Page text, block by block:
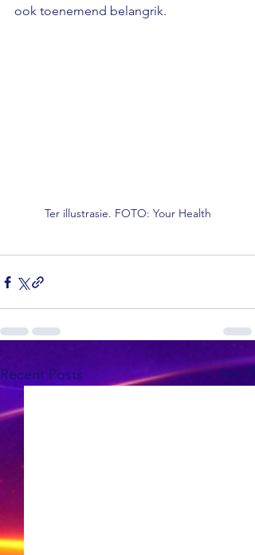
ook toenemend belangrik.
Ter illustrasie. FOTO: Your Health
Recent Posts See All